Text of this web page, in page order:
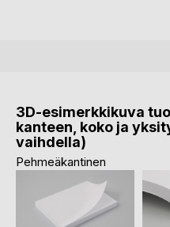
3D-esimerkkikuva
kanteen, koko ja
vaihdella)
Pehmeäkantinen